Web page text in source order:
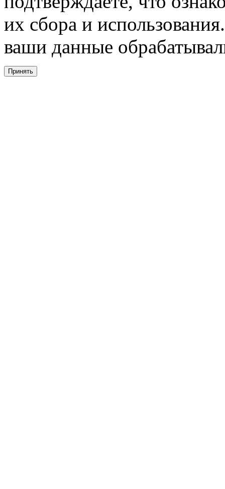
их сбора и
ваши данные
Принять